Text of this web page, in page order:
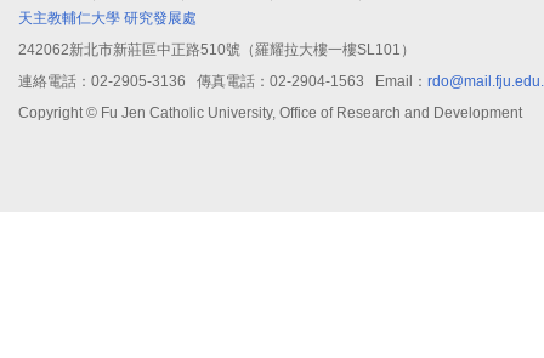
天主教輔仁大學 研究發展處
242062新北市新莊區中正路510號（羅耀拉大樓一樓SL101）
連絡電話：02-2905-3136 傳真電話：02-2904-1563 Email：
Copyright © Fu Jen Catholic University, Office of Research and Development